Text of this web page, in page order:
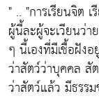
" .. "การเรียนจิต
ผู้นี้ละผู้จะเวียนว่า
ๆ นี้เองที่มีเชื้อฝัง
ว่าสัตว์ว่าบุคคล
ว่าสัตว์แล้ว มีธรร